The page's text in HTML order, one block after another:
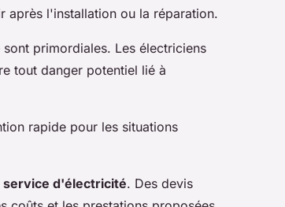
après l'installation ou la réparation.
primordiales. Les électriciens
tout danger potentiel lié à
rapide pour les situations
service d'électricité. Des devis